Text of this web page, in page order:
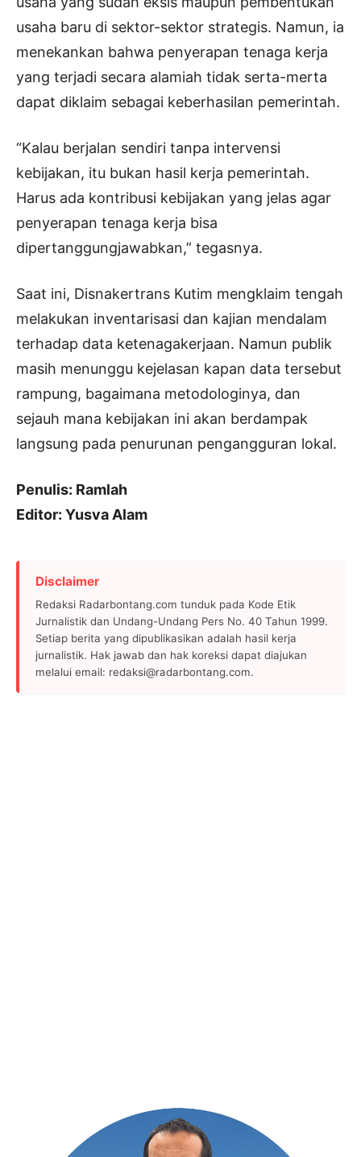
usaha baru di sektor-sektor strategis. Namun, ia
menekankan bahwa penyerapan tenaga kerja
yang terjadi secara alamiah tidak serta-merta
dapat diklaim sebagai keberhasilan pemerintah.
“Kalau berjalan sendiri tanpa intervensi
kebijakan, itu bukan hasil kerja pemerintah.
Harus ada kontribusi kebijakan yang jelas agar
penyerapan tenaga kerja bisa
dipertanggungjawabkan,” tegasnya.
Saat ini, Disnakertrans Kutim mengklaim tengah
melakukan inventarisasi dan kajian mendalam
terhadap data ketenagakerjaan. Namun publik
masih menunggu kejelasan kapan data tersebut
rampung, bagaimana metodologinya, dan
sejauh mana kebijakan ini akan berdampak
langsung pada penurunan pengangguran lokal.
Penulis: Ramlah
Editor: Yusva Alam
Disclaimer
Redaksi Radarbontang.com tunduk pada Kode Etik
Jurnalistik dan Undang-Undang Pers No. 40 Tahun 1999.
Setiap berita yang dipublikasikan adalah hasil kerja
jurnalistik. Hak jawab dan hak koreksi dapat diajukan
melalui email: redaksi@radarbontang.com.